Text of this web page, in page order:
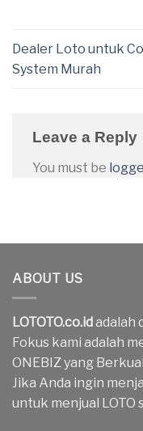
Dealer Loto untuk
System Murah
Leave a Reply
You must be
ABOUT US
LOTOTO.co.id adalah
Fokus kami adalah
ONEBIZ yang
Jika Anda ingin
untuk menjual LOTO